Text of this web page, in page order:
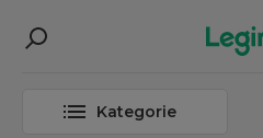
Kategorie